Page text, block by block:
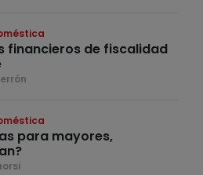
financieros de fiscalidad
para mayores,